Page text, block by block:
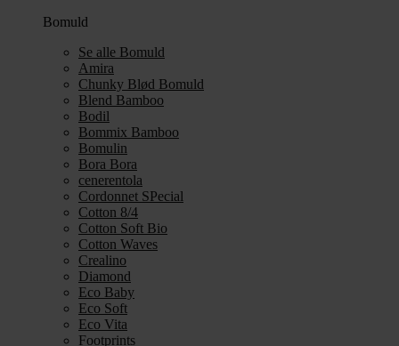
Bomuld
Se alle Bomuld
Amira
Chunky Blød Bomuld
Blend Bamboo
Bodil
Bommix Bamboo
Bomulin
Bora Bora
cenerentola
Cordonnet SPecial
Cotton 8/4
Cotton Soft Bio
Cotton Waves
Crealino
Diamond
Eco Baby
Eco Soft
Eco Vita
Footprints